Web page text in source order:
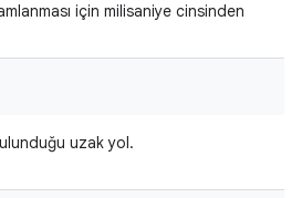
için milisaniye cinsinden
uzak yol.